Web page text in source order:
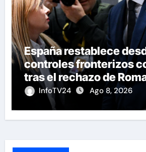
España restablece
controles fronterizos
tras el rechazo de
las restricciones
InfoTV24 Ago 8, 2026